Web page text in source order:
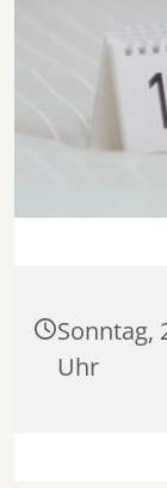
Sonntag,
Uhr